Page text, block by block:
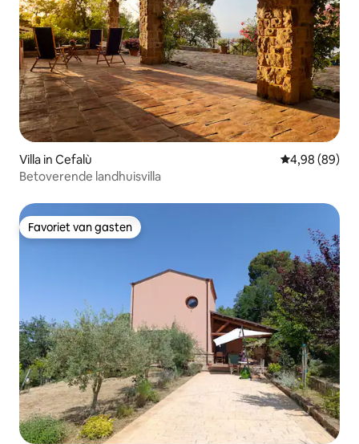
Villa in Cefalù Gemiddelde
4,98 (89)
Betoverende landhuisvilla
Favoriet van gasten
Favoriet van gasten